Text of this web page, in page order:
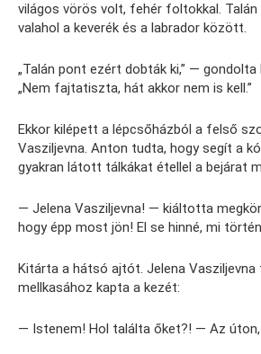
világos vörös volt, fehér foltokkal. Talán
valahol a keverék és a labrador között.
„Talán pont ezért dobták ki,” —
„Nem fajtatiszta, hát akkor nem is kell.”
Ekkor kilépett a lépcsőházból a felső
Vasziljevna. Anton tudta, hogy segít a
gyakran látott tálkákat étellel a bejárat
— Jelena Vasziljevna! — kiáltotta
hogy épp most jön! El se hinné, mi
Kitárta a hátsó ajtót. Jelena
mellkasához kapta a kezét:
— Istenem! Hol találta őket?! — Az úton,